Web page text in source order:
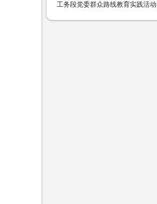
工务段党委群众路线教育实践活